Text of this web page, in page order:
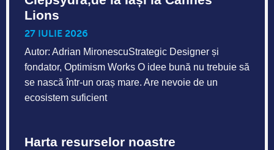
Lions
27 IULIE 2026
Autor: Adrian MironescuStrategic Designer și
fondator, Optimism Works O idee bună nu trebuie să
se nască într-un oraș mare. Are nevoie de un
ecosistem suficient
Harta resurselor noastre